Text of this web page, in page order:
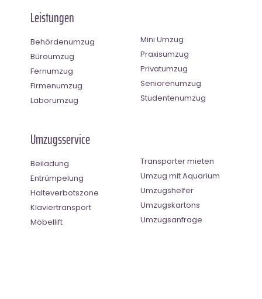
Leistungen
Behördenumzug
Büroumzug
Fernumzug
Firmenumzug
Laborumzug
Mini Umzug
Praxisumzug
Privatumzug
Seniorenumzug
Studentenumzug
Umzugsservice
Beiladung
Entrümpelung
Halteverbotszone
Klaviertransport
Möbellift
Transporter mieten
Umzug mit Aquarium
Umzugshelfer
Umzugskartons
Umzugsanfrage